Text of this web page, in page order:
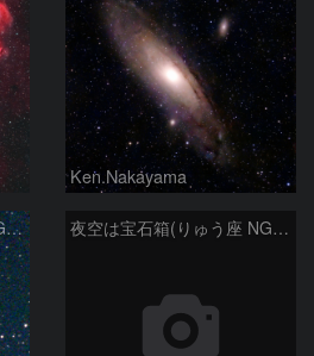
Ken.Nakayama
夜空は宝石箱(おとめ座 NGC5566) Seestar50 夜空は宝石箱(りゅう座 NGC6503) Seestar50